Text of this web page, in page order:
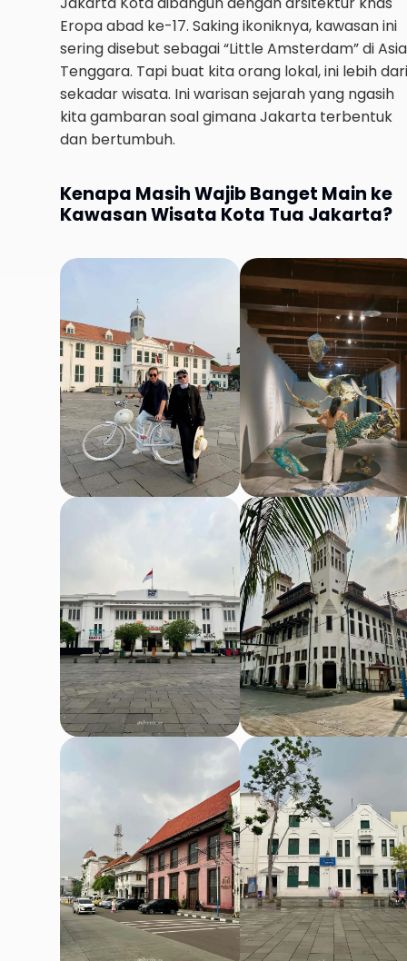
Eropa abad ke-17. Saking ikoniknya, kawasan ini
sering disebut sebagai “Little Amsterdam” di Asia
Tenggara. Tapi buat kita orang lokal, ini lebih dari
sekadar wisata. Ini warisan sejarah yang ngasih
kita gambaran soal gimana Jakarta terbentuk
dan bertumbuh.
Kenapa Masih Wajib Banget Main ke
Kawasan Wisata Kota Tua Jakarta?